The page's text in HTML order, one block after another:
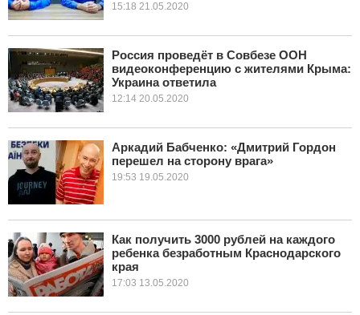
15:18 21.05.2020
Россия проведёт в Совбезе ООН
видеоконференцию с жителями Крыма:
Украина ответила
12:14 20.05.2020
Аркадий Бабченко: «Дмитрий Гордон
перешел на сторону врага»
19:53 19.05.2020
Как получить 3000 рублей на каждого
ребенка безработным Краснодарского
края
17:03 13.05.2020